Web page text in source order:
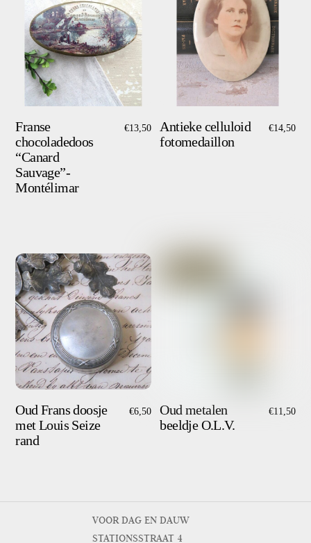
Franse
chocoladedoos
“Canard
Sauvage”-
Montélimar
€13,50
Antieke celluloid
fotomedaillon
€14,50
Oud Frans doosje
met Louis Seize
rand
€6,50
Oud metalen
beeldje O.L.V.
€11,50
VOOR DAG EN DAUW
STATIONSSTRAAT 4